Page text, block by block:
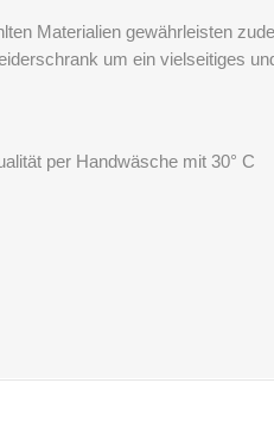
Materialien gewährleisten
um ein vielseitiges
per Handwäsche mit 30° C